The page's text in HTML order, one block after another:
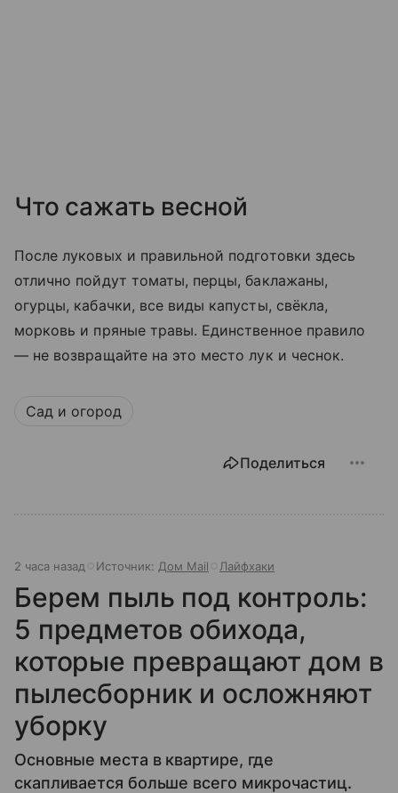
Что сажать весной
После луковых и правильной подготовки здесь
отлично пойдут томаты, перцы, баклажаны,
огурцы, кабачки, все виды капусты, свёкла,
морковь и пряные травы. Единственное правило
— не возвращайте на это место лук и чеснок.
Сад и огород
Поделиться
2 часа назад Источник: Дом Mail Лайфхаки
Берем пыль под контроль:
5 предметов обихода,
которые превращают дом в
пылесборник и осложняют
уборку
Основные места в квартире, где
скапливается больше всего микрочастиц.